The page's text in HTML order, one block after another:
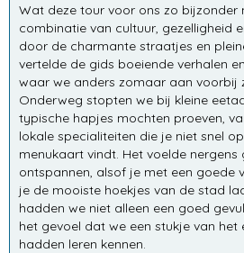
Wat deze tour voor ons zo bijzonder
combinatie van cultuur, gezelligheid
door de charmante straatjes en
vertelde de gids boeiende verhalen
waar we anders zomaar aan voorbij
Onderweg stopten we bij kleine
typische hapjes mochten proeven,
lokale specialiteiten die je niet snel
menukaart vindt. Het voelde nergens
ontspannen, alsof je met een goede
je de mooiste hoekjes van de stad
hadden we niet alleen een goed
het gevoel dat we een stukje van het
hadden leren kennen.